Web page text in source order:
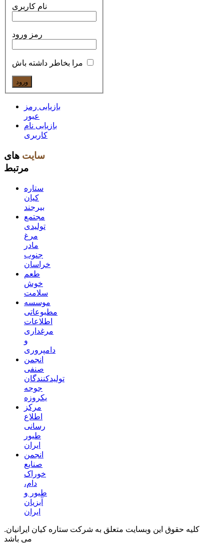
نام کاربری
رمز ورود
مرا بخاطر داشته باش
بازیابی رمز
عبور
بازیابی نام
کاربری
سایت های
مرتبط
ستاره
کیان
بیرجند
مجتمع
تولیدی
مرغ
مادر
جنوب
خراسان
طعم
خوش
سلامت
موسسه
مطبوعاتی
اطلاعات
مرغداری
و
دامپروری
انجمن
صنفی
تولیدکنندگان
جوجه
یکروزه
مرکز
اطلاع
رسانی
طیور
ایران
انجمن
صنایع
خوراک
دام،
طیور و
آبزیان
ایران
.کلیه حقوق این وبسایت متعلق به شرکت ستاره کیان ایرانیان
می باشد